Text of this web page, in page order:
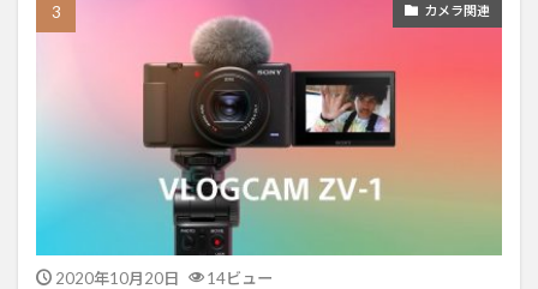
カメラ関連
2020年10月20日 14ビュー